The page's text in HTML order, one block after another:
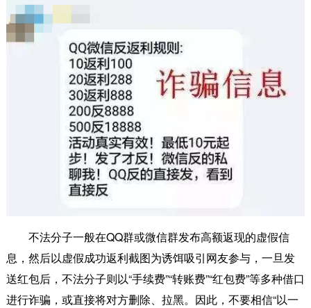
不法分子一般在QQ群或微信群发布高额返现的虚假信
息，然后以虚假成功返利截图为诱饵吸引网友参与，一旦发
送红包后，不法分子则以“手续费”“转账费”“红包费”等多种借口
进行诈骗，或直接将对方删除、拉黑。因此，不要相信“以一